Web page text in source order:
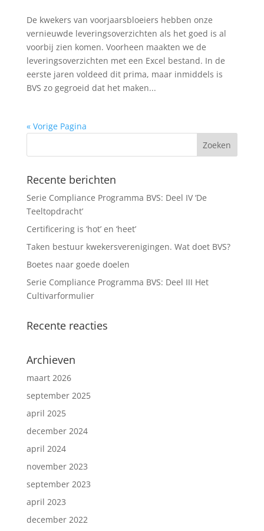
De kwekers van voorjaarsbloeiers hebben onze
vernieuwde leveringsoverzichten als het goed is al
voorbij zien komen. Voorheen maakten we de
leveringsoverzichten met een Excel bestand. In de
eerste jaren voldeed dit prima, maar inmiddels is
BVS zo gegroeid dat het maken...
« Vorige Pagina
Recente berichten
Serie Compliance Programma BVS: Deel IV ‘De
Teeltopdracht’
Certificering is ‘hot’ en ‘heet’
Taken bestuur kwekersverenigingen. Wat doet BVS?
Boetes naar goede doelen
Serie Compliance Programma BVS: Deel III Het
Cultivarformulier
Recente reacties
Archieven
maart 2026
september 2025
april 2025
december 2024
april 2024
november 2023
september 2023
april 2023
december 2022